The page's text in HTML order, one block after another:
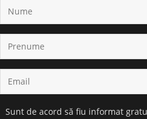
Sunt de acord să fiu informat